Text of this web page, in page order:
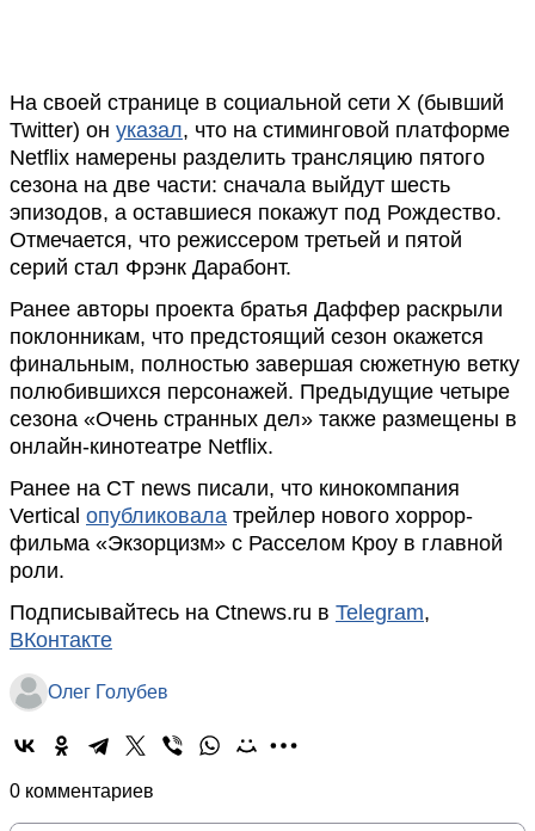
На своей странице в социальной сети X (бывший
Twitter) он указал, что на стиминговой платформе
Netflix намерены разделить трансляцию пятого
сезона на две части: сначала выйдут шесть
эпизодов, а оставшиеся покажут под Рождество.
Отмечается, что режиссером третьей и пятой
серий стал Фрэнк Дарабонт.
Ранее авторы проекта братья Даффер раскрыли
поклонникам, что предстоящий сезон окажется
финальным, полностью завершая сюжетную ветку
полюбившихся персонажей. Предыдущие четыре
сезона «Очень странных дел» также размещены в
онлайн-кинотеатре Netflix.
Ранее на CT news писали, что кинокомпания
Vertical опубликовала трейлер нового хоррор-
фильма «Экзорцизм» с Расселом Кроу в главной
роли.
Подписывайтесь на Ctnews.ru в Telegram,
ВКонтакте
Олег Голубев
0 комментариев